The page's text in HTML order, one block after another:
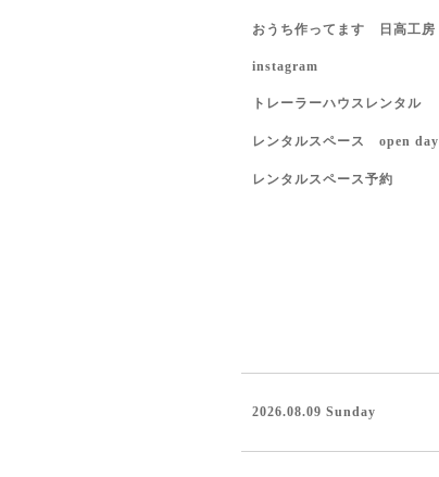
おうち作ってます 日高工房
instagram
トレーラーハウスレンタル
レンタルスペース open day
レンタルスペース予約
2026.08.09 Sunday